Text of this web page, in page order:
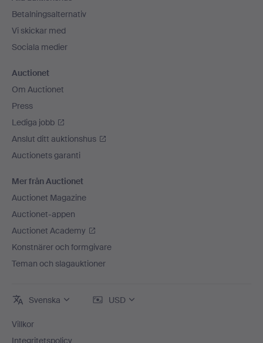
Betalningsalternativ
Vi skickar med
Sociala medier
Auctionet
Om Auctionet
Press
Lediga jobb
Anslut ditt auktionshus
Auctionets garanti
Mer från Auctionet
Auctionet Magazine
Auctionet-appen
Auctionet Academy
Konstnärer och formgivare
Teman och slagauktioner
Svenska USD
Villkor
Integritetspolicy